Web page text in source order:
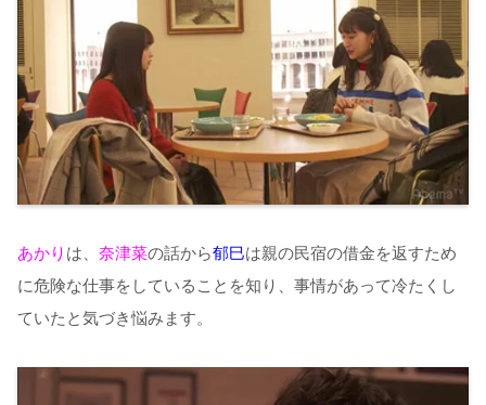
あかり は、 奈津菜の話から郁巳は親の民宿の借金を返すため
に危険な仕事をしていることを知り、事情があって冷たくし
ていたと気づき悩みます。